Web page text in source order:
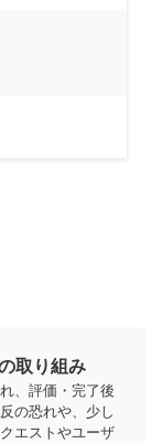
取り組み
、評価・完了後
の恐れや、少し
エストやユーザ